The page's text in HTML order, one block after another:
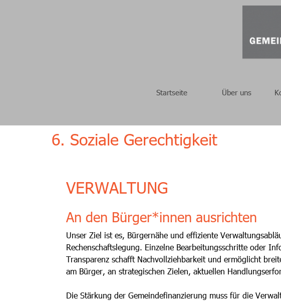
Startseite Über uns
6. Soziale Gerechtigkeit
VERWALTUNG
An den Bürger*innen ausrichten
Unser Ziel ist es, Bürgernähe und effiziente
Rechenschaftslegung. Einzelne Bearbeitungsschritte oder
Transparenz schafft Nachvollziehbarkeit und ermöglicht
am Bürger, an strategischen Zielen, aktuellen
Die Stärkung der Gemeindefinanzierung muss für die